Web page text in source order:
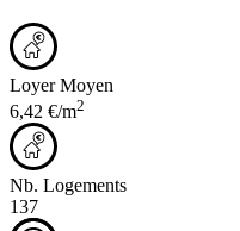
Loyer Moyen
6,42 €/m2
Nb. Logements
137